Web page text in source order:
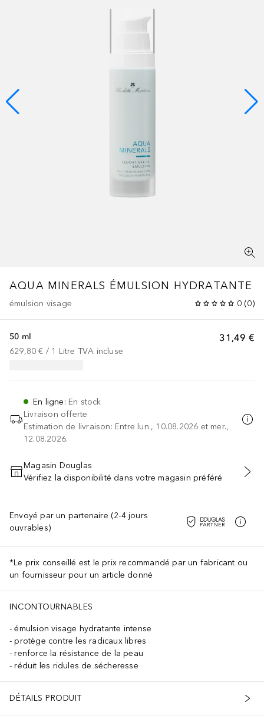
AQUA MINERALS ÉMULSION HYDRATANTE
émulsion visage 0 (0)
31,49 €
50 ml
629,80 € / 1 Litre TVA incluse
En ligne: En stock
Livraison offerte
Estimation de livraison: Entre lun., 10.08.2026 et mer.,
12.08.2026.
AJOUTER AU PANIER
Magasin Douglas
Vérifiez la disponibilité dans votre magasin préféré
Envoyé par un partenaire (2-4 jours
ouvrables)
*Le prix conseillé est le prix recommandé par un fabricant ou
un fournisseur pour un article donné
INCONTOURNABLES
émulsion visage hydratante intense
protège contre les radicaux libres
renforce la résistance de la peau
réduit les ridules de sécheresse
DÉTAILS PRODUIT